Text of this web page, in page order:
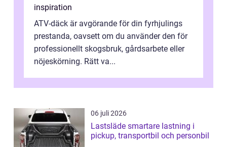
inspiration
ATV-däck är avgörande för din fyrhjulings
prestanda, oavsett om du använder den för
professionellt skogsbruk, gårdsarbete eller
nöjeskörning. Rätt va...
06 juli 2026
Lastsläde smartare lastning i
pickup, transportbil och personbil